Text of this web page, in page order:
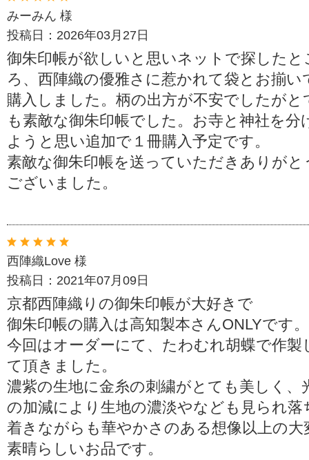
みーみん 様
投稿日：2026年03月27日
御朱印帳が欲しいと思いネットで探したと
ろ、西陣織の優雅さに惹かれて袋とお揃い
購入しました。柄の出方が不安でしたがと
も素敵な御朱印帳でした。お寺と神社を分
ようと思い追加で１冊購入予定です。
素敵な御朱印帳を送っていただきありがと
ございました。
西陣織Love 様
投稿日：2021年07月09日
京都西陣織りの御朱印帳が大好きで
御朱印帳の購入は高知製本さんONLYです。
今回はオーダーにて、たわむれ胡蝶で作製
て頂きました。
濃紫の生地に金糸の刺繍がとても美しく、
の加減により生地の濃淡やなども見られ落
着きながらも華やかさのある想像以上の大
素晴らしいお品です。